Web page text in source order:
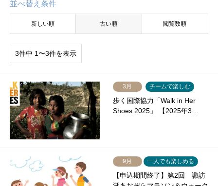
並べ替え条件
新しい順 古い順 閲覧数順
3件中 1〜3件を表示
3月 チームで楽しむ
歩く国際協力「Walk in Her
Shoes 2025」 【2025年3…
9月 一人でも楽しめる
【申込期間終了】第2回 諏訪